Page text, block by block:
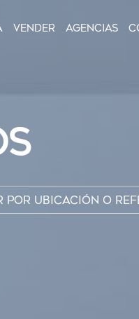
Vender Agencias